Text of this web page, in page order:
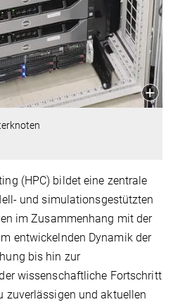
(HPC) bildet eine zentrale
und simulationsgestützten
im Zusammenhang mit der
entwickelnden Dynamik der
bis hin zur
wissenschaftliche Fortschritt
zuverlässigen und aktuellen